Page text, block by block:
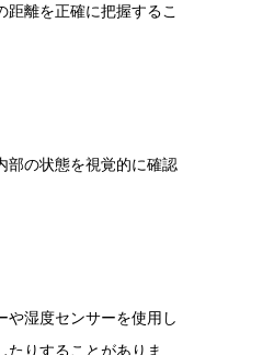
離を正確に把握するこ
部の状態を視覚的に確認
や湿度センサーを使用し
りすることがありま